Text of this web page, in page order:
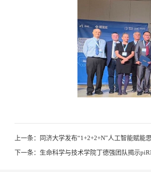
上一条：同济大学发布“1+2+2+N”人工智能赋能
下一条：生命科学与技术学院丁德强团队揭示